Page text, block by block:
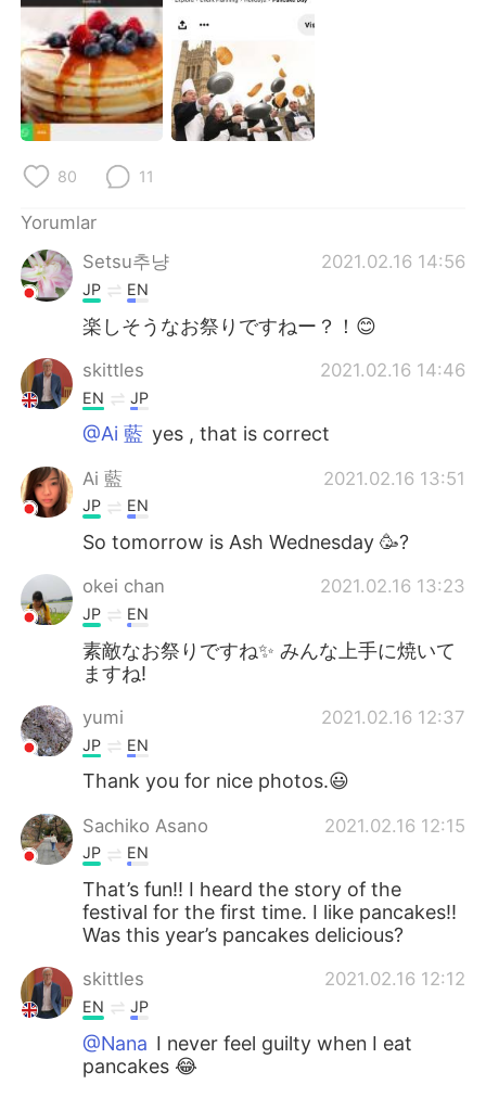
Deutsch
한국어 Русский
ไทย Indonesia
Italiano
Português
80 11
Yorumlar
Setsu추냥
2021.02.16 14:56
JP EN
楽しそうなお祭りですねー？！😊
skittles 2021.02.16 14:46
EN JP
@Ai 藍 yes , that is correct
Ai 藍 2021.02.16 13:51
JP EN
So tomorrow is Ash Wednesday 🥳?
okei chan 2021.02.16 13:23
JP EN
素敵なお祭りですね✨ みんな上手に焼いて
ますね!
yumi 2021.02.16 12:37
JP EN
Thank you for nice photos.😃
Sachiko Asano 2021.02.16 12:15
JP EN
That’s fun!! I heard the story of the
festival for the first time. I like pancakes!!
Was this year’s pancakes delicious?
skittles 2021.02.16 12:12
EN JP
@Nana I never feel guilty when I eat
pancakes 😂